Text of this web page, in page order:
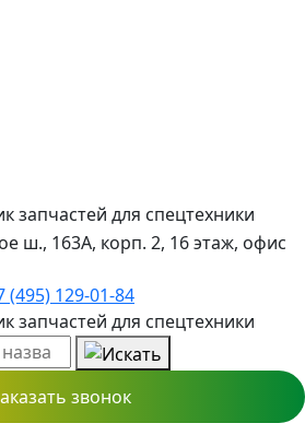
запчастей для спецтехники
ш., 163А, корп. 2, 16 этаж, офис
(495) 129-01-84
запчастей для спецтехники
звонок